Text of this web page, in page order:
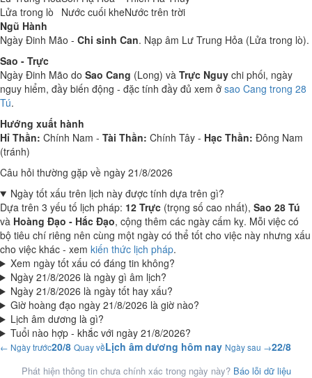
Lửa trong lò
Nước cuối kheNước trên trời
Ngũ Hành
Ngày Đinh Mão - Chi sinh Can. Nạp âm Lư Trung Hỏa (Lửa trong lò).
Sao - Trực
Ngày Đinh Mão do Sao Cang (Long) và Trực Nguy chi phối, ngày
nguy hiểm, đầy biến động - đặc tính đầy đủ xem ở sao Cang trong 28
Tú.
Hướng xuất hành
Hỉ Thần: Chính Nam - Tài Thần: Chính Tây - Hạc Thần: Đông Nam
(tránh)
Câu hỏi thường gặp về ngày 21/8/2026
Ngày tốt xấu trên lịch này được tính dựa trên gì?
Dựa trên 3 yếu tố lịch pháp: 12 Trực (trọng số cao nhất), Sao 28 Tú
và Hoàng Đạo - Hắc Đạo, cộng thêm các ngày cấm kỵ. Mỗi việc có
bộ tiêu chí riêng nên cùng một ngày có thể tốt cho việc này nhưng xấu
cho việc khác - xem kiến thức lịch pháp.
Xem ngày tốt xấu có đáng tin không?
Ngày 21/8/2026 là ngày gì âm lịch?
Ngày 21/8/2026 là ngày tốt hay xấu?
Giờ hoàng đạo ngày 21/8/2026 là giờ nào?
Lịch âm dương là gì?
Tuổi nào hợp - khắc với ngày 21/8/2026?
← Ngày trước20/8 Quay vềLịch âm dương hôm nay Ngày sau →22/8
Phát hiện thông tin chưa chính xác trong ngày này? Báo lỗi dữ liệu